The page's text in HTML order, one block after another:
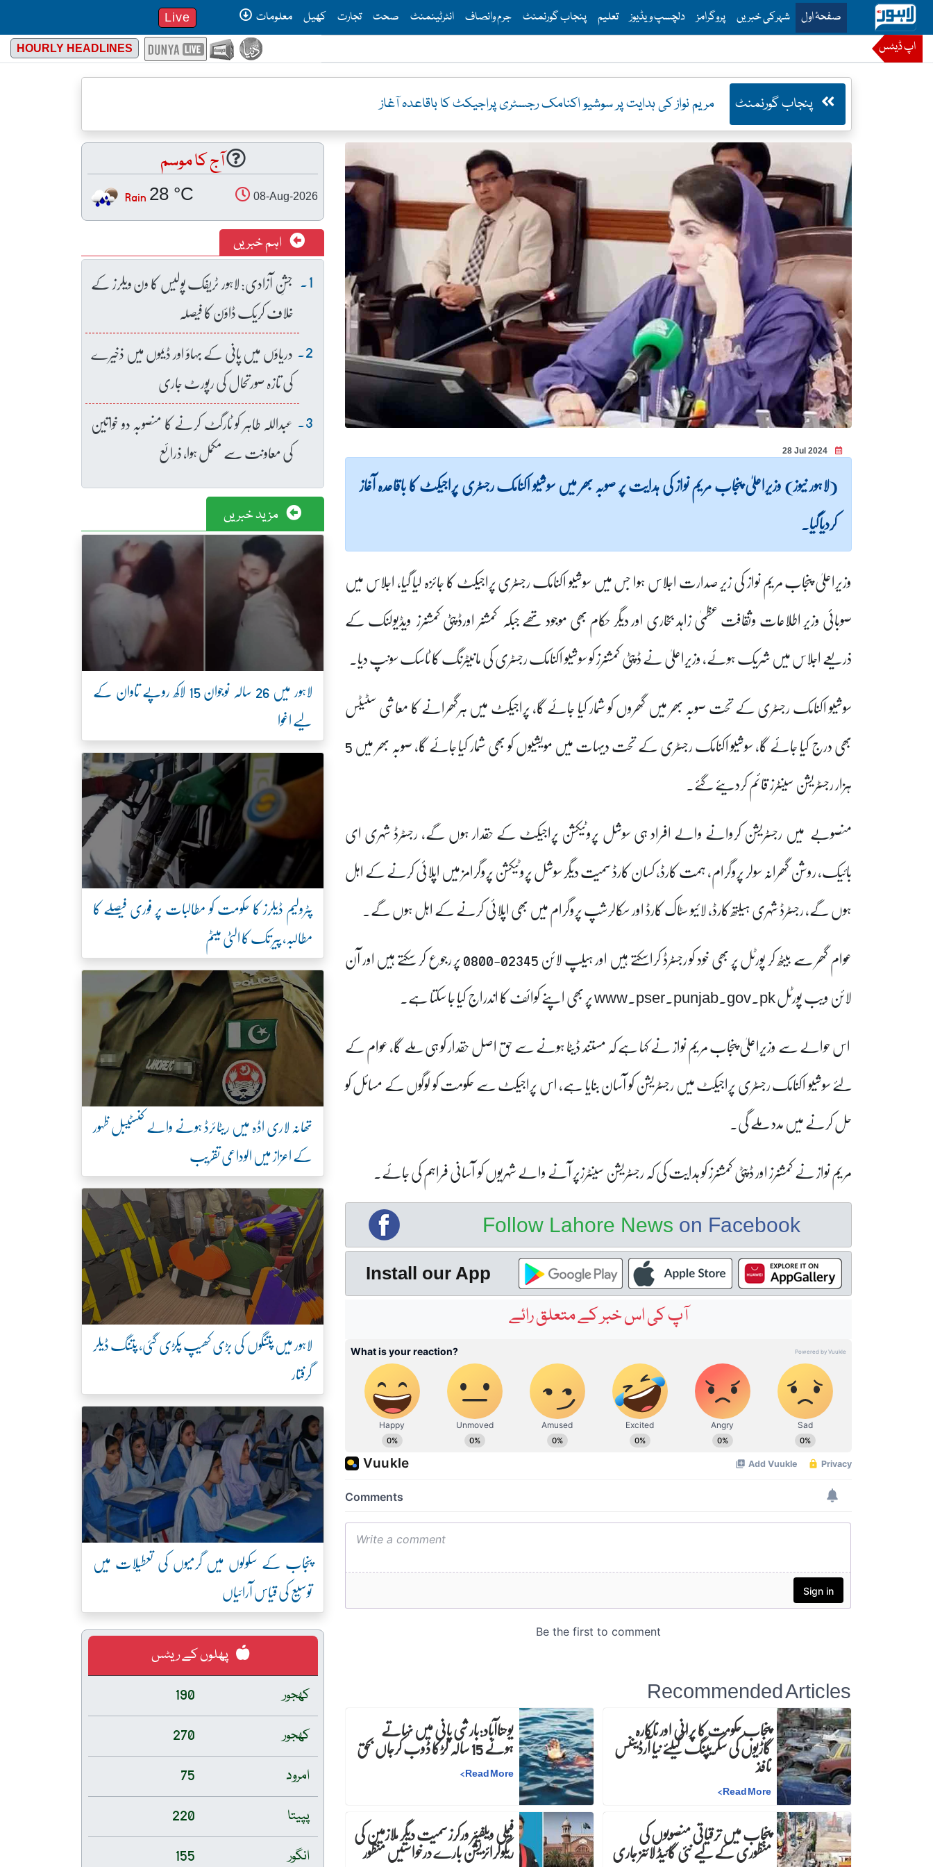
صفحۂ اولThis is the main menu for Lahore News
شہرکی خبریں پروگرامز دلچسپ ویڈیوز تعلیم پنجاب گورنمنٹ جرم وانصاف انٹرٹینمنٹ صحت تجارت کھیل معلومات Live
اپ ڈیٹس HOURLY HEADLINES
پنجاب گورنمنٹ مریم نواز کی ہدایت پر سوشیو اکنامک رجسٹری پراجیکٹ کا باقاعدہ آغاز
28 Jul 2024
(لاہور نیوز) وزیراعلیٰ پنجاب مریم نواز کی ہدایت پر صوبہ بھر میں سوشیو اکنامک رجسٹری پراجیکٹ کا باقاعدہ آغاز
کردیاگیا۔
وزیراعلیٰ پنجاب مریم نواز کی زیر صدارت اجلاس ہوا جس میں سوشیو اکنامک رجسٹری پراجیکٹ کا جائزہ لیا گیا، اجلاس میں
صوبائی وزیر اطلاعات وثقافت عظمیٰ زاہد بخاری اور دیگر حکام بھی موجود تھے جبکہ کمشنر اورڈپٹی کمشنرز ویڈیولنک کے
ذریعے اجلاس میں شریک ہوئے، وزیراعلیٰ نے ڈپٹی کمشنرز کو سوشیو اکنامک رجسٹری کی مانیٹرنگ کا ٹاسک سونپ دیا۔
سوشیو اکنامک رجسٹری کے تحت صوبہ بھر میں گھروں کو شمار کیا جائے گا، پراجیکٹ میں ہرگھرانے کا معاشی سٹیٹس
بھی درج کیا جائے گا، سوشیو اکنامک رجسٹری کے تحت دیہات میں مویشیوں کو بھی شمار کیا جائے گا، صوبہ بھر میں 5
ہزار رجسٹریشن سینٹرز قائم کردیئے گئے۔
منصوبے میں رجسٹریشن کروانے والے افراد ہی سوشل پروٹیکشن پراجیکٹ کے حقدار ہوں گے، رجسٹرڈ شہری ای
بائیک، روشن گھرانہ سولر پروگرام، ہمت کارڈ، کسان کارڈ سمیت دیگر سوشل پروٹیکشن پروگرامز میں اپلائی کرنے کے اہل
ہوں گے، رجسٹرڈ شہری ہیلتھ کارڈ، لائیو سٹاک کارڈ اور سکالرشپ پروگرام میں بھی اپلائی کرنے کے اہل ہوں گے۔
عوام گھر سے بیٹھ کر پورٹل پر بھی خود کو رجسٹرڈ کراسکتے ہیں اور ہیلپ لائن 02345-0800 پر رجوع کر سکتے ہیں اور آن
لائن ویب پورٹلwww.pser.punjab.gov.pkپر بھی اپنے کوائف کا اندراج کیا جا سکتا ہے۔
اس حوالے سے وزیراعلیٰ پنجاب مریم نواز نے کہا ہے کہ مستند ڈیٹا ہونے سے حق اصل حقدار کو ہی ملے گا، عوام کے
لئے سوشیو اکنامک رجسٹری پراجیکٹ میں رجسٹریشن کو آسان بنایا ہے، اس پراجیکٹ سے حکومت کو لوگوں کے مسائل کو
حل کرنے میں مدد ملے گی۔
مریم نواز نے کمشنرز اور ڈپٹی کمشنرز کو ہدایت کی کہ رجسٹریشن سینٹرزپر آنے والے شہریوں کو آسانی فراہم کی جائے۔
Follow Lahore News on Facebook
Install our App
آپ کی اس خبر کے متعلق رائے
Recommended Articles
پنجاب حکومت کا پرانی اور ناکارہ
گاڑیوں کی سکریپنگ کیلئے نیا آرڈیننس
نافذ
Read More
>
یوحناآباد:بارشی پانی میں نہاتے
ہوئے 15 سالہ لڑکا ڈوب کرجاں بحق
Read More
>
پنجاب میں ترقیاتی منصوبوں کی
منظوری کے لیے نئی گائیڈ لائنز جاری فیملی ویلفیئر ورکرز سمیت دیگر ملازمین کی
ریگولرائزیشن بارے درخواستیں منظور
آج کا موسم
08-Aug-2026
28 °C
Rain
اہم خبریں
جشنِ آزادی: لاہور ٹریفک پولیس کا ون ویلرز کے
خلاف کریک ڈاؤن کا فیصلہ
دریاؤں میں پانی کے بہاؤ اور ڈیموں میں ذخیرے
کی تازہ صورتحال کی رپورٹ جاری
عبداللہ طاہر کو ٹارگٹ کرنے کا منصوبہ دو خواتین
کی معاونت سے مکمل ہوا، ذرائع
مزید خبریں
لاہور میں 26 سالہ نوجوان 15 لاکھ روپے تاوان کے
لیے اغوا
پٹرولیم ڈیلرز کا حکومت کو مطالبات پر فوری فیصلے کا
مطالبہ، پیر تک کا الٹی میٹم
تھانہ لاری اڈہ میں ریٹائرڈ ہونے والے کنسٹیبل ظہور
کے اعزاز میں الوداعی تقریب
لاہور میں پتنگوں کی بڑی کھیپ پکڑی گئی، پتنگ ڈیلر
گرفتار
پنجاب کے سکولوں میں گرمیوں کی تعطیلات میں
توسیع کی قیاس آرائیاں
پھلوں کے ریٹس
کھجور
190
کھجور
270
امرود
75
پپیتا
220
انگور
155